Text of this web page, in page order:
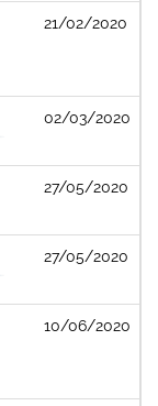
21/02/2020
02/03/2020
27/05/2020
27/05/2020
10/06/2020